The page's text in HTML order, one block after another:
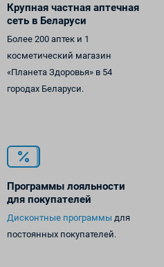
Крупная частная аптечная
сеть в Беларуси
Более 200 аптек и 1
косметический магазин
«Планета Здоровья» в 54
городах Беларуси.
Программы лояльности
для покупателей
Дисконтные программы для
постоянных покупателей.